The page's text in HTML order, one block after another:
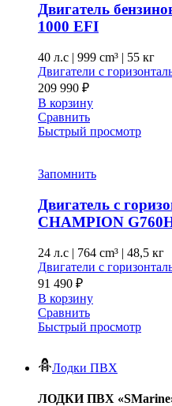
Двигатель
1000 EFI
40 л.с | 999 cm³ | 55 кг
Двигатели с
209 990 ₽
В корзину
Сравнить
Быстрый просмотр
Запомнить
Двигатель с
CHAMPION
24 л.с | 764 cm³ | 48,5 кг
Двигатели с
91 490 ₽
В корзину
Сравнить
Быстрый просмотр
Лодки ПВХ
ЛОДКИ ПВХ